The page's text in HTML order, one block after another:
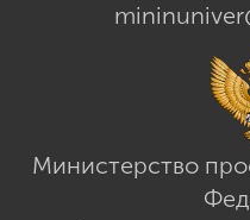
Министерство